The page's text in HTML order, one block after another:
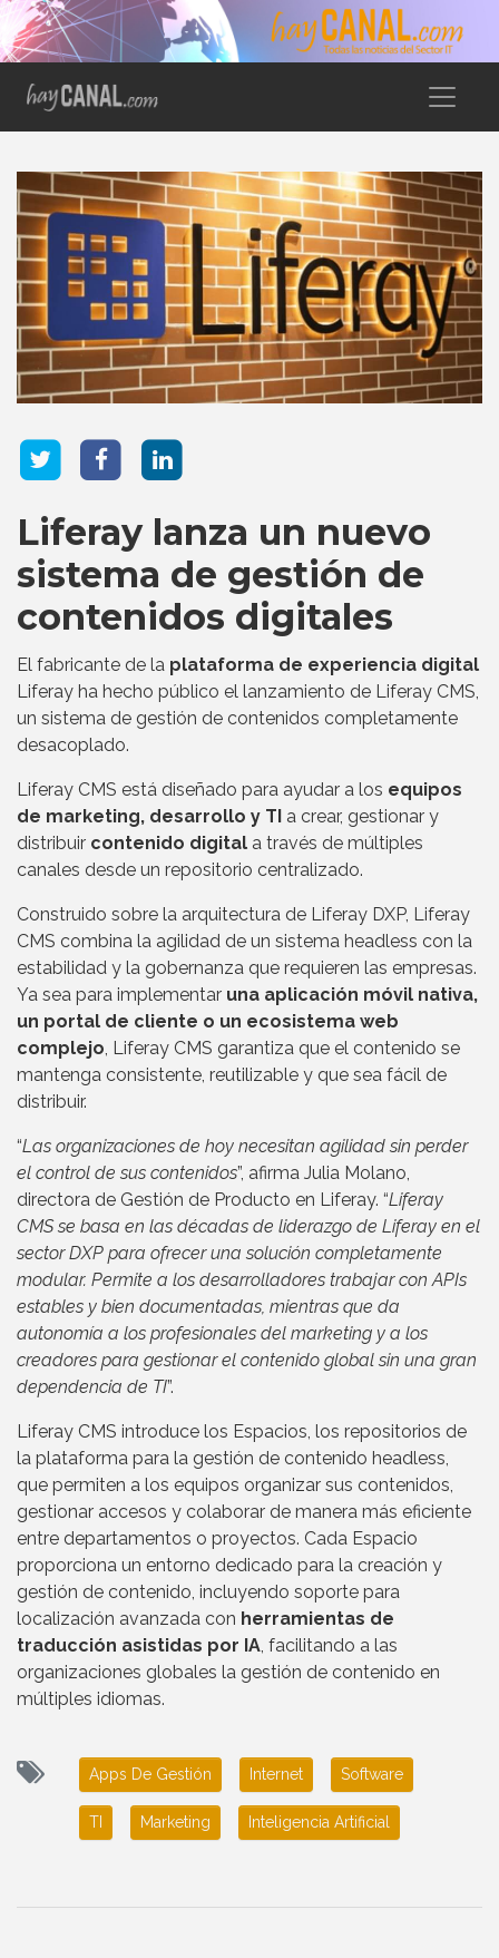
Liferay lanza un nuevo
sistema de gestión de
contenidos digitales
El fabricante de la plataforma de experiencia digital
Liferay ha hecho público el lanzamiento de Liferay CMS,
un sistema de gestión de contenidos completamente
desacoplado.
Liferay CMS está diseñado para ayudar a los equipos
de marketing, desarrollo y TI a crear, gestionar y
distribuir contenido digital a través de múltiples
canales desde un repositorio centralizado.
Construido sobre la arquitectura de Liferay DXP, Liferay
CMS combina la agilidad de un sistema headless con la
estabilidad y la gobernanza que requieren las empresas.
Ya sea para implementar una aplicación móvil nativa,
un portal de cliente o un ecosistema web
complejo, Liferay CMS garantiza que el contenido se
mantenga consistente, reutilizable y que sea fácil de
distribuir.
“Las organizaciones de hoy necesitan agilidad sin perder
el control de sus contenidos”, afirma Julia Molano,
directora de Gestión de Producto en Liferay. “Liferay
CMS se basa en las décadas de liderazgo de Liferay en el
sector DXP para ofrecer una solución completamente
modular. Permite a los desarrolladores trabajar con APIs
estables y bien documentadas, mientras que da
autonomía a los profesionales del marketing y a los
creadores para gestionar el contenido global sin una gran
dependencia de TI”.
Liferay CMS introduce los Espacios, los repositorios de
la plataforma para la gestión de contenido headless,
que permiten a los equipos organizar sus contenidos,
gestionar accesos y colaborar de manera más eficiente
entre departamentos o proyectos. Cada Espacio
proporciona un entorno dedicado para la creación y
gestión de contenido, incluyendo soporte para
localización avanzada con herramientas de
traducción asistidas por IA, facilitando a las
organizaciones globales la gestión de contenido en
múltiples idiomas.
Apps De Gestión Internet Software
TI Marketing Inteligencia Artificial